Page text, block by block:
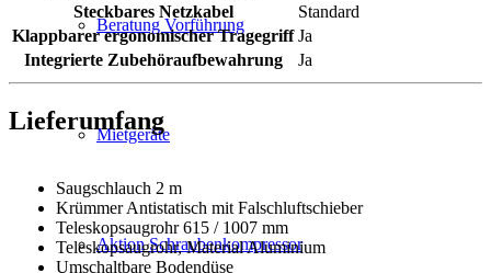
Beratung Vorführung
Mietgeräte
Aktion Schraubenkompressor
Steckbares Netzkabel
Standard
Klappbarer ergonomischer Tragegriff Ja
Integrierte Zubehöraufbewahrung
Ja
Lieferumfang
Saugschlauch 2 m
Krümmer Antistatisch mit Falschluftschieber
Teleskopsaugrohr 615 / 1007 mm
Teleskopsaugrohr, Material Aluminium
Umschaltbare Bodendüse